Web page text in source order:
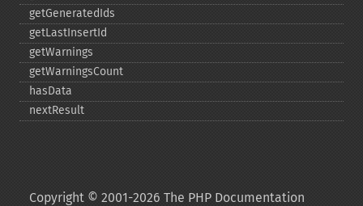
getGeneratedIds
getLastInsertId
getWarnings
getWarningsCount
hasData
nextResult
Copyright © 2001-2026 The PHP Documentation